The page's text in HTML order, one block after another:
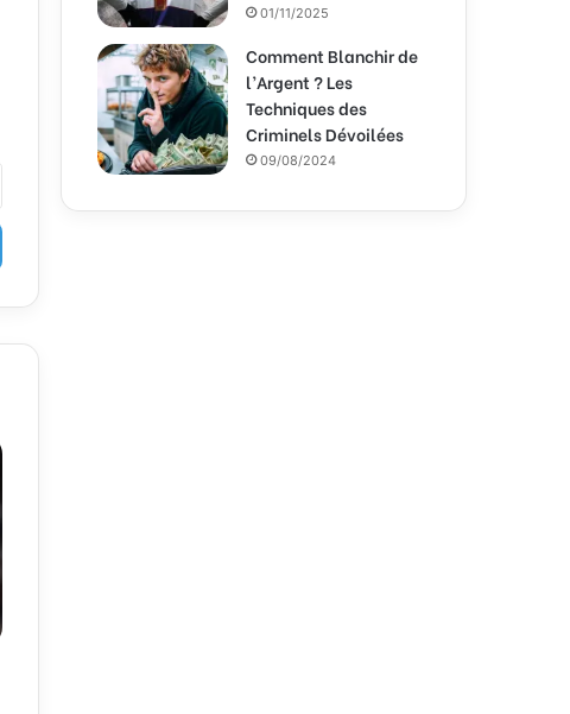
01/11/2025
Comment Blanchir de
l’Argent ? Les
Techniques des
Criminels Dévoilées
09/08/2024